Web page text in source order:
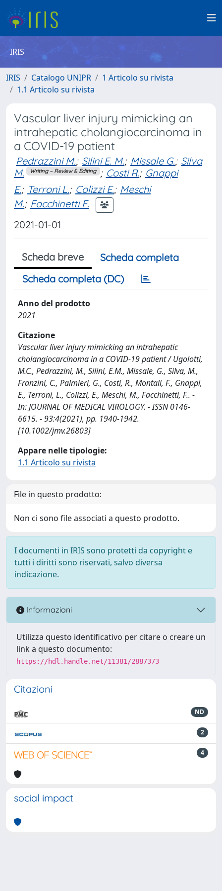
IRIS
IRIS Catalogo UNIPR
1 Articolo su rivista
1.1 Articolo su rivista
Vascular liver injury mimicking an
intrahepatic cholangiocarcinoma in
a COVID-19 patient
Pedrazzini M.; Silini E. M.; Missale G.; Silva
M.
Writing – Review & Editing ; Costi R.; Gnappi
E.; Terroni L.; Colizzi E.; Meschi
M.; Facchinetti F.
2021-01-01
Scheda breve
Scheda completa
Scheda completa (DC)
Anno del prodotto
2021
Citazione
Vascular liver injury mimicking an intrahepatic
cholangiocarcinoma in a COVID-19 patient / Ugolotti,
M.C., Pedrazzini, M., Silini, E.M., Missale, G., Silva, M.,
Franzini, C., Palmieri, G., Costi, R., Montali, F., Gnappi,
E., Terroni, L., Colizzi, E., Meschi, M., Facchinetti, F.. -
In: JOURNAL OF MEDICAL VIROLOGY. - ISSN 0146-
6615. - 93:4(2021), pp. 1940-1942.
[10.1002/jmv.26803]
Appare nelle tipologie:
1.1 Articolo su rivista
File in questo prodotto:
Non ci sono file associati a questo prodotto.
I documenti in IRIS sono protetti da copyright e
tutti i diritti sono riservati, salvo diversa
indicazione.
Informazioni
Utilizza questo identificativo per citare o creare un
link a questo documento:
https://hdl.handle.net/11381/2887373
Citazioni
ND
2
4
social impact